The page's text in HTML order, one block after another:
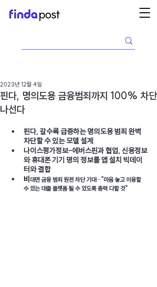
핀다, 명의도용 금융범죄까지 100% 차단
나선다
2023년 12월 4일
핀다, 갈수록 급증하는 명의도용 범죄 완벽
차단할 수 있는 모델설계
나이스평가정보-에버스핀과협업, 신용정보
와 휴대폰기기 명의 정보를앱설치 빅데이
터와결합
비대면 금융 범죄 원천 차단 기대…"마음 놓고 이용할
수 있는 대출 플랫폼 될 수 있도록 총력 다할 것"